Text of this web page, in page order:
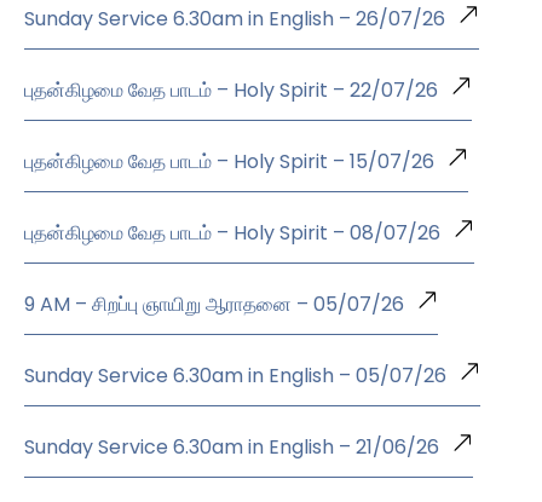
Sunday Service 6.30am in English – 26/07/26
புதன்கிழமை வேத பாடம் – Holy Spirit – 22/07/26
புதன்கிழமை வேத பாடம் – Holy Spirit – 15/07/26
புதன்கிழமை வேத பாடம் – Holy Spirit – 08/07/26
9 AM – சிறப்பு ஞாயிறு ஆராதனை – 05/07/26
Sunday Service 6.30am in English – 05/07/26
Sunday Service 6.30am in English – 21/06/26